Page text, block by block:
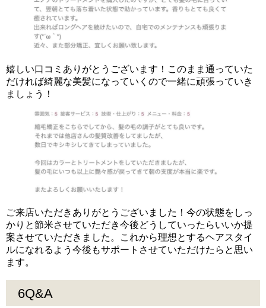
嬉しい口コミありがとうございます！このまま通っていた
だければ綺麗な美髪になっていくので一緒に頑張っていき
ましょう！
ご来店いただきありがとうございました！今の状態をしっ
かりと節米させていただき今後どうしていったらいいか提
案させていただきました。これから理想とするヘアスタイ
ルになれるよう今後もサポートさせていただけたらと思い
ます。
6Q&A